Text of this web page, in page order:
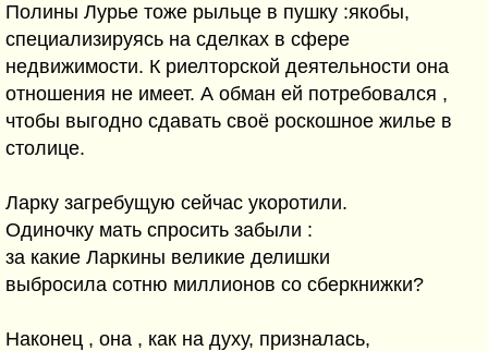
Полины Лурье тоже рыльце в пушку :якобы,
специализируясь на сделках в сфере
недвижимости. К риелторской деятельности она
отношения не имеет. А обман ей потребовался ,
чтобы выгодно сдавать своё роскошное жилье в
столице.
Ларку загребущую сейчас укоротили.
Одиночку мать спросить забыли :
за какие Ларкины великие делишки
выбросила сотню миллионов со сберкнижки?
Наконец , она , как на духу, призналась,